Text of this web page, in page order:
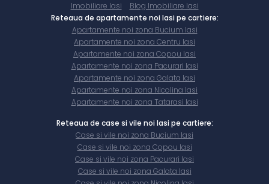
Imobiliare Iasi
Blog Imobiliare Iasi
Reteaua de apartamente noi Iasi pe cartiere:
Apartamente noi zona Bucium Iasi
Apartamente noi zona Centru Iasi
Apartamente noi zona Copou Iasi
Apartamente noi zona Pacurari Iasi
Apartamente noi zona Galata Iasi
Apartamente noi zona Nicolina Iasi
Apartamente noi zona Tatarasi Iasi
Reteaua de case si vile noi Iasi pe cartiere:
Case si vile noi zona Bucium Iasi
Case si vile noi zona Copou Iasi
Case si vile noi zona Pacurari Iasi
Case si vile noi zona Galata Iasi